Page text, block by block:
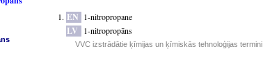
EN 1-nitropropane
LV 1-nitropropāns
VVC izstrādātie ķīmijas un ķīmiskās tehnoloģijas termini